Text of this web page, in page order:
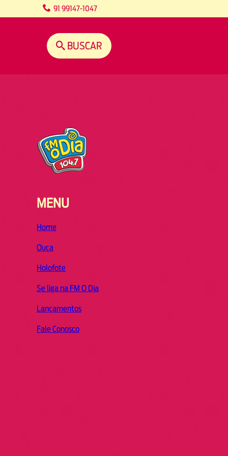
91 99147-1047
BUSCAR
MENU
Home
Ouça
Holofote
Se liga na FM O Dia
Lançamentos
Fale Conosco